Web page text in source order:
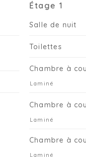
Ne
mail
Étage 1
Salle de nuit
Toilettes
Chambre à
Laminé
Chambre à
Laminé
Chambre à
Laminé